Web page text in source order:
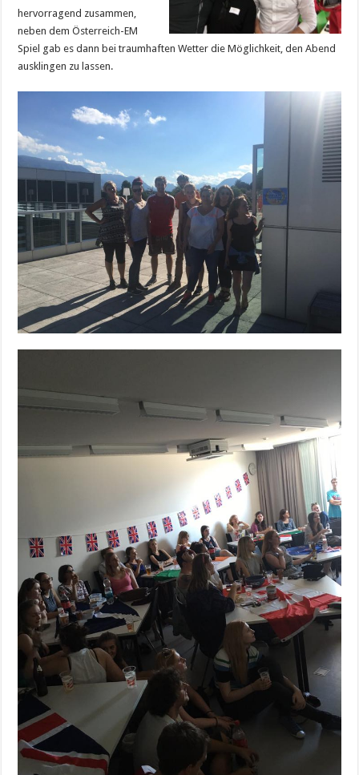
hervorragend zusammen,
neben dem Österreich-EM
Spiel gab es dann bei traumhaften Wetter die Möglichkeit, den Abend
ausklingen zu lassen.